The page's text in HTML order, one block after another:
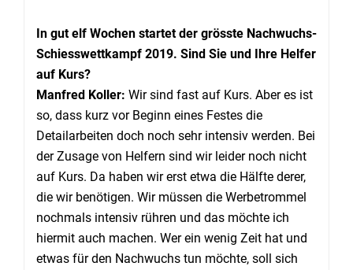
In gut elf Wochen startet der grösste Nachwuchs-
Schiesswettkampf 2019. Sind Sie und Ihre Helfer
auf Kurs?
Manfred Koller: Wir sind fast auf Kurs. Aber es ist
so, dass kurz vor Beginn eines Festes die
Detailarbeiten doch noch sehr intensiv werden. Bei
der Zusage von Helfern sind wir leider noch nicht
auf Kurs. Da haben wir erst etwa die Hälfte derer,
die wir benötigen. Wir müssen die Werbetrommel
nochmals intensiv rühren und das möchte ich
hiermit auch machen. Wer ein wenig Zeit hat und
etwas für den Nachwuchs tun möchte, soll sich